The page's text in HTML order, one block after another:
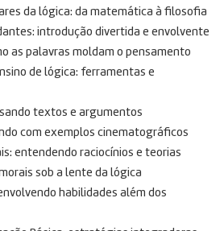
da lógica: da matemática à filosofia
introdução divertida e envolvente
as palavras moldam o pensamento
de lógica: ferramentas e
textos e argumentos
com exemplos cinematográficos
entendendo raciocínios e teorias
sob a lente da lógica
habilidades além dos